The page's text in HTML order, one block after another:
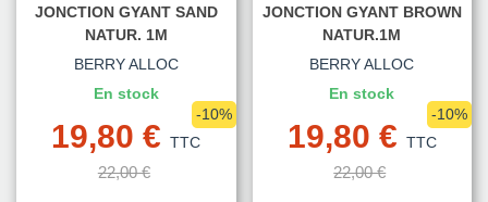
JONCTION GYANT SAND
NATUR. 1M
BERRY ALLOC
En stock
19,80 € TTC
22,00 €
-10%
JONCTION GYANT BROWN
NATUR.1M
BERRY ALLOC
En stock
19,80 € TTC
22,00 €
-10%